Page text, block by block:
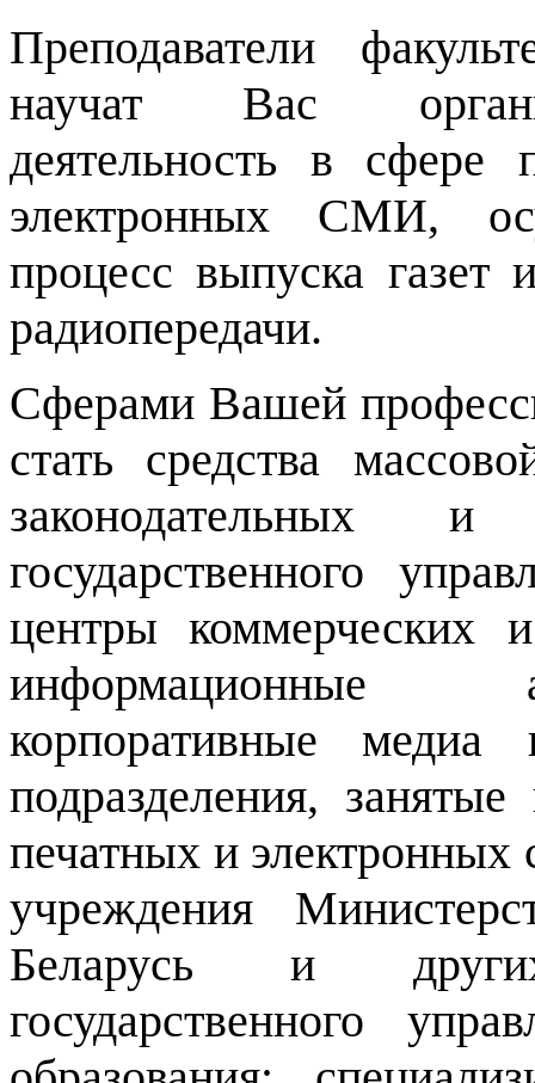
Преподаватели
научат Вас
деятельность в сфере
электронных СМИ,
процесс выпуска газет
радиопередачи.
Сферами Вашей
стать средства
законодательных и
государственного
центры коммерческих
информационные
корпоративные медиа
подразделения,
печатных и
учреждения
Беларусь и
государственного